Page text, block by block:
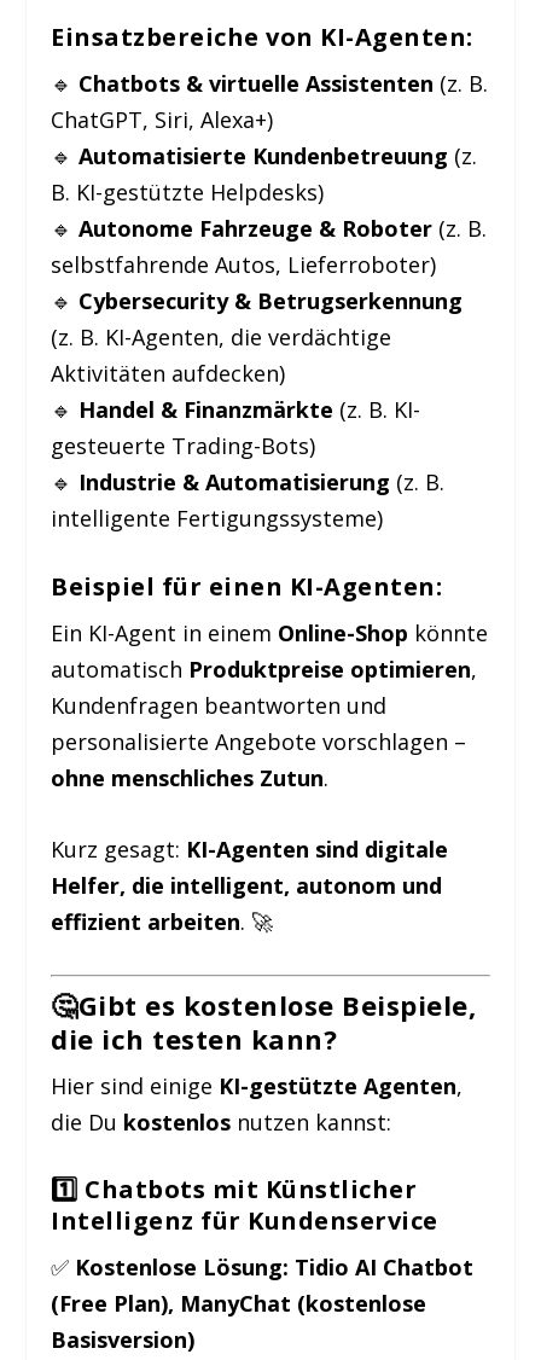
Einsatzbereiche von KI-Agenten:
🔹 Chatbots & virtuelle Assistenten (z. B.
ChatGPT, Siri, Alexa+)
🔹Automatisierte Kundenbetreuung (z.
B. KI-gestützte Helpdesks)
🔹Autonome Fahrzeuge & Roboter (z. B.
selbstfahrende Autos, Lieferroboter)
🔹 Cybersecurity & Betrugserkennung
(z. B. KI-Agenten, die verdächtige
Aktivitäten aufdecken)
🔹 Handel & Finanzmärkte (z. B. KI-
gesteuerte Trading-Bots)
🔹 Industrie & Automatisierung (z. B.
intelligente Fertigungssysteme)
Beispiel für einen KI-Agenten:
Ein KI-Agent in einem Online-Shop könnte
automatisch Produktpreise optimieren,
Kundenfragen beantworten und
personalisierte Angebote vorschlagen –
ohne menschliches Zutun.
Kurz gesagt: KI-Agenten sind digitale
Helfer, die intelligent, autonom und
effizient arbeiten. 🚀
🤔Gibt es kostenlose Beispiele,
die ich testen kann?
Hier sind einige KI-gestützte Agenten,
die Du kostenlos nutzen kannst:
1️⃣ Chatbots mit Künstlicher
Intelligenz für Kundenservice
✅ Kostenlose Lösung: Tidio AI Chatbot
(Free Plan), ManyChat (kostenlose
Basisversion)